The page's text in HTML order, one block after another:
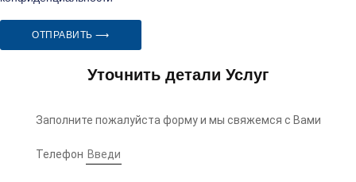
ОТПРАВИТЬ ⟶
Уточнить детали Услуг
Заполните пожалуйста форму и мы свяжемся с Вами
Телефон